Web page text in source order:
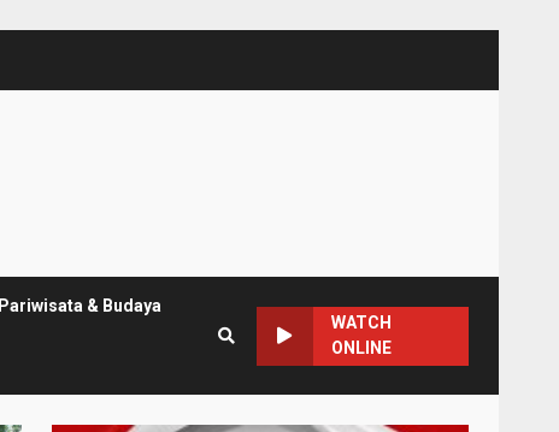
Pariwisata & Budaya
WATCH
ONLINE